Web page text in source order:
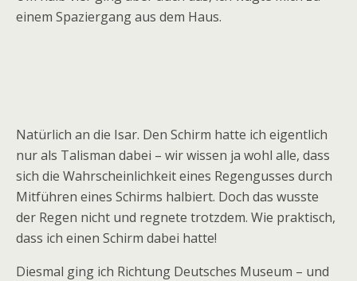
einem Spaziergang aus dem Haus.
Natürlich an die Isar. Den Schirm hatte ich eigentlich
nur als Talisman dabei – wir wissen ja wohl alle, dass
sich die Wahrscheinlichkeit eines Regengusses durch
Mitführen eines Schirms halbiert. Doch das wusste
der Regen nicht und regnete trotzdem. Wie praktisch,
dass ich einen Schirm dabei hatte!
Diesmal ging ich Richtung Deutsches Museum – und